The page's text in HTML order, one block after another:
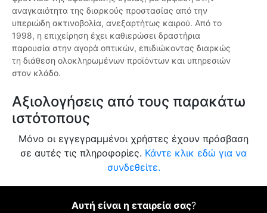
αναγκαιότητα της διαρκούς προστασίας από την
υπεριώδη ακτινοβολία, ανεξαρτήτως καιρού. Από το
1998, η επιχείρηση έχει καθιερώσει δραστήρια
παρουσία στην αγορά οπτικών, επιδιώκοντας διαρκώς
τη διάθεση ολοκληρωμένων προϊόντων και υπηρεσιών
στον κλάδο.
Αξιολογήσεις από τους παρακάτω
ιστότοπους
Μόνο οι εγγεγραμμένοι χρήστες έχουν πρόσβαση
σε αυτές τις πληροφορίες. Κάντε κλικ εδώ για να
συνδεθείτε.
Αυτή είναι η εταιρεία σας?